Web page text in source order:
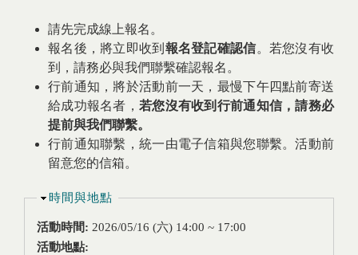
請先完成線上報名。
報名後，將立即收到 報名登記確認信。若您沒有收
到，請務必與我們聯繫確認報名。
行前通知，將於活動前一天，最慢下午四點前寄送
給成功報名者， 若您沒有收到行前通知信，請務必
提前與我們聯繫。
行前通知聯繫，統一由電子信箱與您聯繫。活動前
留意您的信箱。
隱藏
時間與地點
活動時間: 2026/05/16 (六) 14:00 ~ 17:00
活動地點: